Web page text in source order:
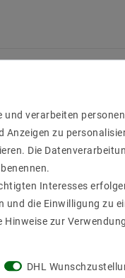
verarbeiten
Anzeigen zu
Die
Interesses
die Einwilligung zu
Hinweise zur
DHL